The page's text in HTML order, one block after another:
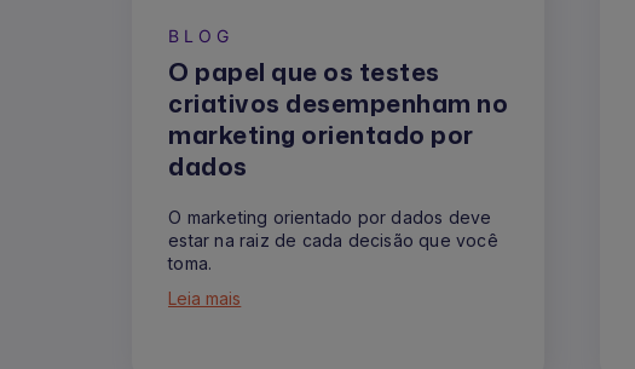
BLOG
O papel que os testes
criativos desempenham no
marketing orientado por
dados
O marketing orientado por dados deve
estar na raiz de cada decisão que você
toma.
Leia mais